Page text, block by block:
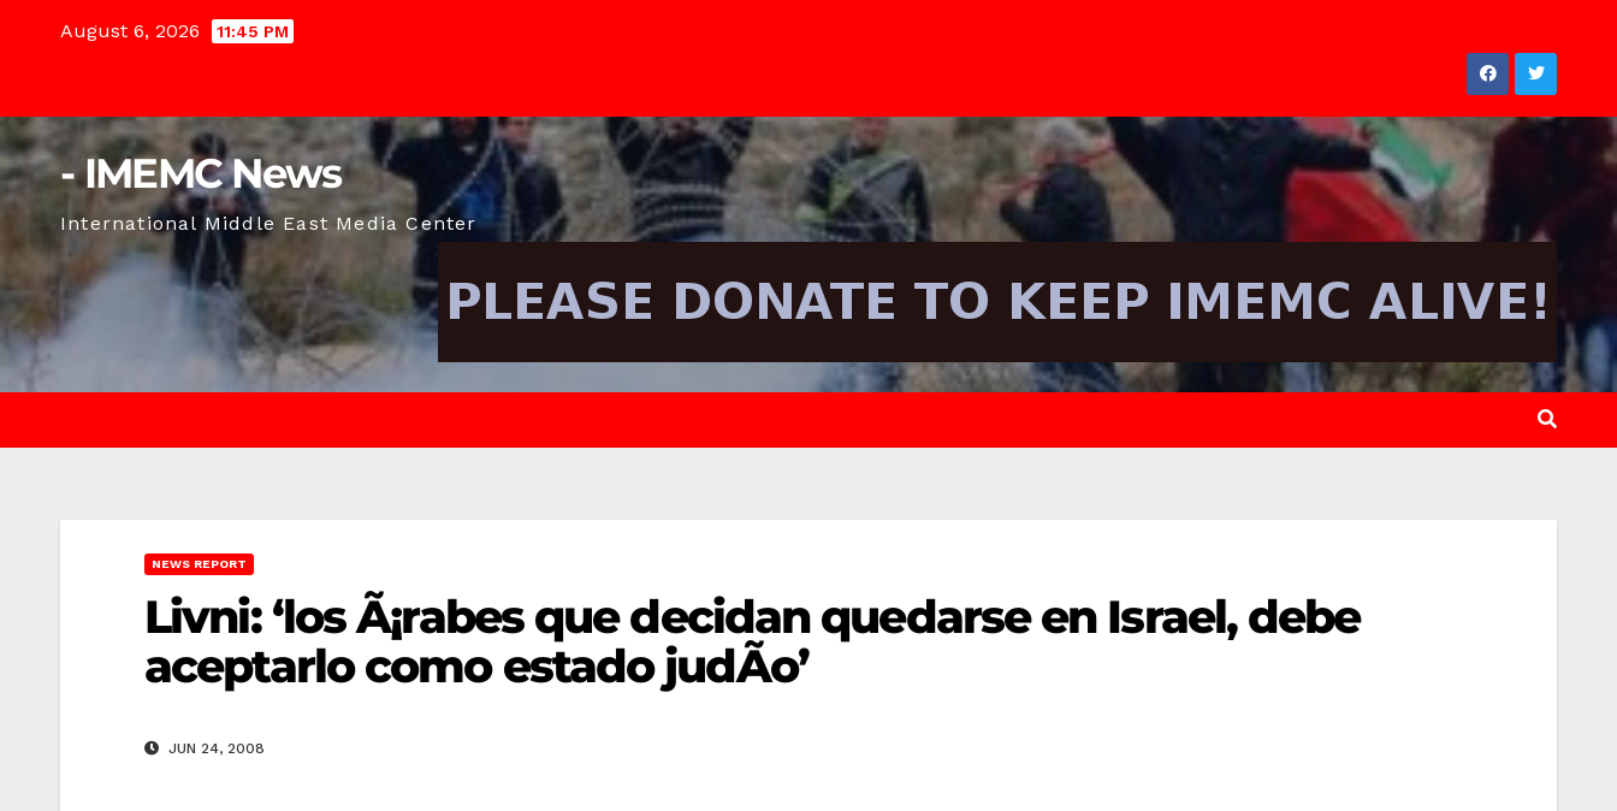
August 6, 2026 11:45 PM
- IMEMC News
International Middle East Media Center
NEWS REPORT
Livni: ‘los Ã¡rabes que decidan quedarse en Israel, debe
aceptarlo como estado judÃ­o’
JUN 24, 2008